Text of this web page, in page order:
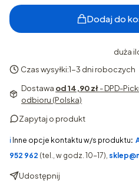
Dodaj do
duża
Czas wysyłki:1-3 dni roboczych
Dostawa od 14,90 zł- DPD-
odbioru (Polska)
Zapytaj o produkt
ℹ️ Inne opcje kontaktu w/s produktu:
952 962 (tel., w godz. 10-17),
Udostępnij